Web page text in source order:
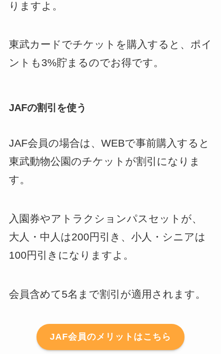
りますよ。
東武カードでチケットを購入すると、ポイ
ントも3%貯まるのでお得です。
JAFの割引を使う
JAF会員の場合は、WEBで事前購入すると
東武動物公園のチケットが割引になりま
す。
入園券やアトラクションパスセットが、
大人・中人は200円引き、小人・シニアは
100円引きになりますよ。
会員含めて5名まで割引が適用されます。
JAF会員のメリットはこちら